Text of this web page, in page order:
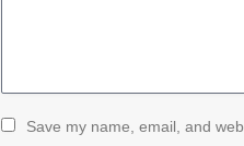
Save my name, email, and